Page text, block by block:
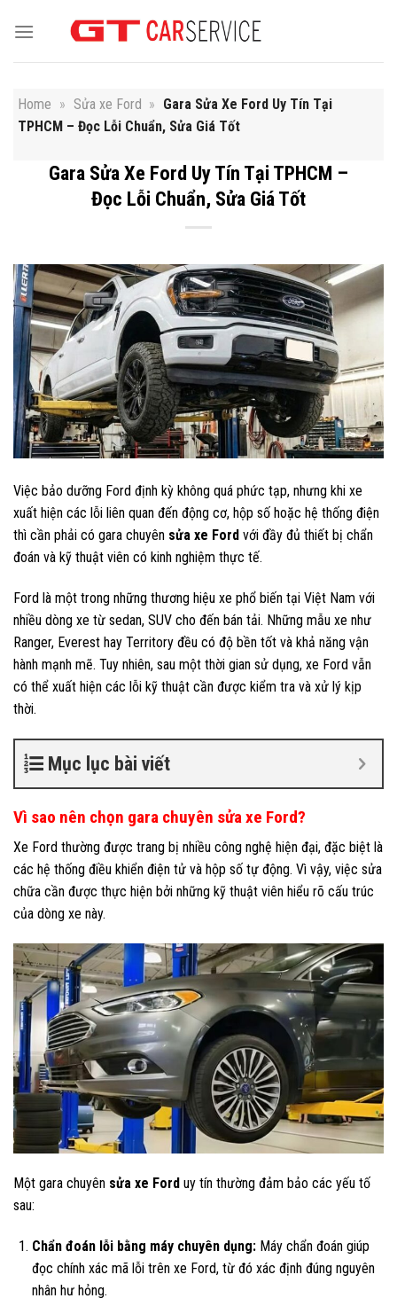
Home » Sửa xe Ford » Gara Sửa Xe Ford Uy Tín Tại
TPHCM – Đọc Lỗi Chuẩn, Sửa Giá Tốt
Gara Sửa Xe Ford Uy Tín Tại TPHCM –
Đọc Lỗi Chuẩn, Sửa Giá Tốt
Việc bảo dưỡng Ford định kỳ không quá phức tạp, nhưng khi xe
xuất hiện các lỗi liên quan đến động cơ, hộp số hoặc hệ thống điện
thì cần phải có gara chuyên sửa xe Ford với đầy đủ thiết bị chẩn
đoán và kỹ thuật viên có kinh nghiệm thực tế.
Ford là một trong những thương hiệu xe phổ biến tại Việt Nam với
nhiều dòng xe từ sedan, SUV cho đến bán tải. Những mẫu xe như
Ranger, Everest hay Territory đều có độ bền tốt và khả năng vận
hành mạnh mẽ. Tuy nhiên, sau một thời gian sử dụng, xe Ford vẫn
có thể xuất hiện các lỗi kỹ thuật cần được kiểm tra và xử lý kịp
thời.
Mục lục bài viết
Vì sao nên chọn gara chuyên sửa xe Ford?
Xe Ford thường được trang bị nhiều công nghệ hiện đại, đặc biệt là
các hệ thống điều khiển điện tử và hộp số tự động. Vì vậy, việc sửa
chữa cần được thực hiện bởi những kỹ thuật viên hiểu rõ cấu trúc
của dòng xe này.
Một gara chuyên sửa xe Ford uy tín thường đảm bảo các yếu tố
sau:
Chẩn đoán lỗi bằng máy chuyên dụng: Máy chẩn đoán giúp
đọc chính xác mã lỗi trên xe Ford, từ đó xác định đúng nguyên
nhân hư hỏng.